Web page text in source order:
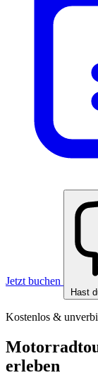
Jetzt buchen
Hast
Kostenlos &
erleben